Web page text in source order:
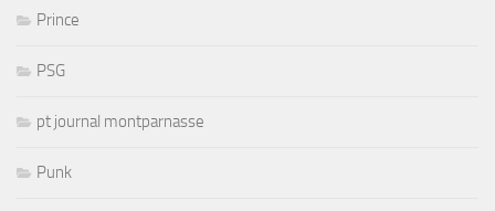
Prince
PSG
pt journal montparnasse
Punk